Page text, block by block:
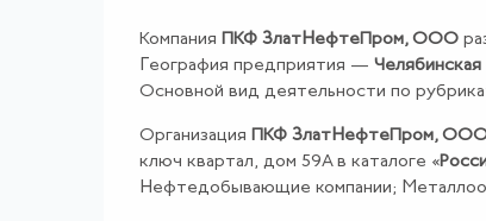
Компания ПКФ ЗлатНефтеПром, ООО
География предприятия — Челябинская
Основной вид деятельности по
Организация ПКФ ЗлатНефтеПром,
ключ квартал, дом 59А в каталоге «
Нефтедобывающие компании;